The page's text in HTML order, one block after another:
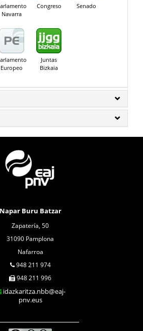
Navarra
Congreso Senado
Europeo
Juntas
Bizkaia
Napar Buru Batzar
Zapatería, 50
31090 Pamplona
Nafarroa
948 211 974
948 211 996
idazkaritza.nbb@eaj-
pnv.eus